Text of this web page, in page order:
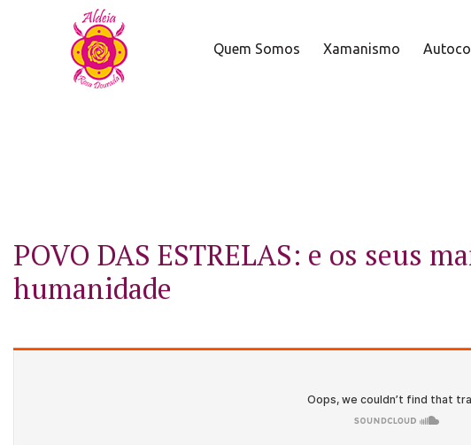
Quem Somos Xamanismo
POVO DAS ESTRELAS: e os seus
humanidade